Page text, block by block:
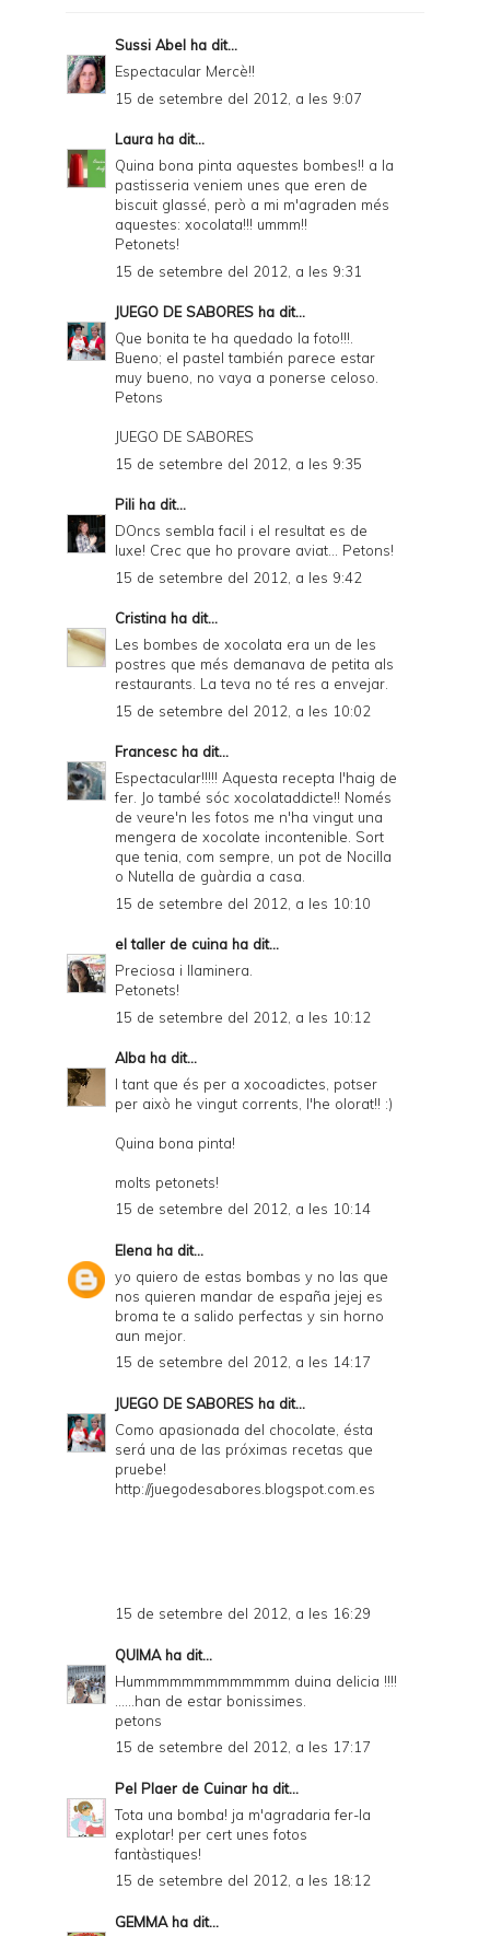
i
n
d
l
d
F
Sussi Abel ha dit...
Espectacular Mercè!!
15 de setembre del 2012, a les 9:07
Laura ha dit...
Quina bona pinta aquestes bombes!! a la
pastisseria veniem unes que eren de
biscuit glassé, però a mi m'agraden més
aquestes: xocolata!!! ummm!!
Petonets!
15 de setembre del 2012, a les 9:31
JUEGO DE SABORES ha dit...
Que bonita te ha quedado la foto!!!.
Bueno; el pastel también parece estar
muy bueno, no vaya a ponerse celoso.
Petons
JUEGO DE SABORES
15 de setembre del 2012, a les 9:35
Pili ha dit...
DOncs sembla facil i el resultat es de
luxe! Crec que ho provare aviat... Petons!
15 de setembre del 2012, a les 9:42
Cristina ha dit...
Les bombes de xocolata era un de les
postres que més demanava de petita als
restaurants. La teva no té res a envejar.
15 de setembre del 2012, a les 10:02
Francesc ha dit...
Espectacular!!!!! Aquesta recepta l'haig de
fer. Jo també sóc xocolataddicte!! Només
de veure'n les fotos me n'ha vingut una
mengera de xocolate incontenible. Sort
que tenia, com sempre, un pot de Nocilla
o Nutella de guàrdia a casa.
15 de setembre del 2012, a les 10:10
el taller de cuina ha dit...
Preciosa i llaminera.
Petonets!
15 de setembre del 2012, a les 10:12
Alba ha dit...
I tant que és per a xocoadictes, potser
per això he vingut corrents, l'he olorat!! :)
Quina bona pinta!
molts petonets!
15 de setembre del 2012, a les 10:14
Elena ha dit...
yo quiero de estas bombas y no las que
nos quieren mandar de españa jejej es
broma te a salido perfectas y sin horno
aun mejor.
15 de setembre del 2012, a les 14:17
JUEGO DE SABORES ha dit...
Como apasionada del chocolate, ésta
será una de las próximas recetas que
pruebe!
http://juegodesabores.blogspot.com.es
15 de setembre del 2012, a les 16:29
QUIMAha dit...
Hummmmmmmmmmmmm duina delicia !!!!
......han de estar bonissimes.
petons
15 de setembre del 2012, a les 17:17
Pel Plaer de Cuinar ha dit...
Tota una bomba! ja m'agradaria fer-la
explotar! per cert unes fotos
fantàstiques!
15 de setembre del 2012, a les 18:12
GEMMAha dit...